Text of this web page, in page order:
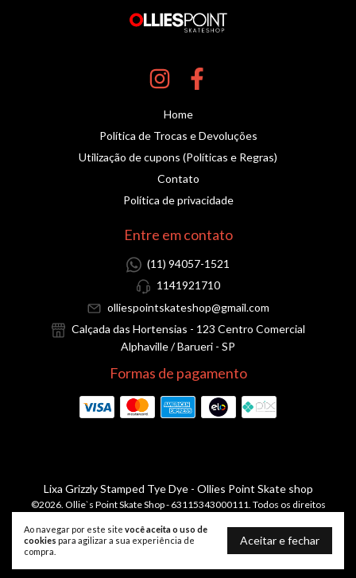
Ao navegar por este site você aceita o uso de
cookies para agilizar a sua experiência de
compra.
Aceitar e fechar
Home
Política de Trocas e Devoluções
Utilização de cupons (Políticas e Regras)
Contato
Política de privacidade
Entre em contato
(11) 94057-1521
1141921710
olliespointskateshop@gmail.com
Calçada das Hortensias - 123 Centro Comercial
Alphaville / Barueri - SP
Formas de pagamento
Lixa Grizzly Stamped Tye Dye- Ollies Point Skate shop
©2026. Ollie`s Point Skate Shop - 63115343000111. Todos os direitos
reservados.